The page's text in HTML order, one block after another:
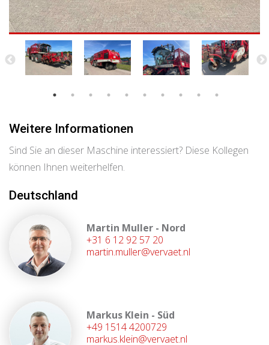
Weitere Informationen
Sind Sie an dieser Maschine interessiert? Diese Kollegen
können Ihnen weiterhelfen.
Deutschland
Martin Muller - Nord
+31 6 12 92 57 20
martin.muller@vervaet.nl
Markus Klein - Süd
+49 1514 4200729
markus.klein@vervaet.nl